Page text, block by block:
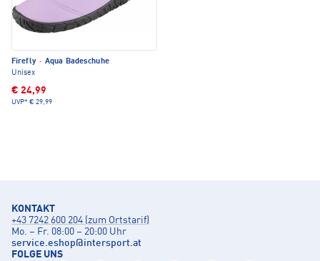
Firefly · Aqua Badeschuhe
Unisex
€ 24,99
UVP* € 29,99
KONTAKT
+43 7242 600 204 (zum Ortstarif)
Mo. – Fr. 08:00 – 20:00 Uhr
service.eshop@intersport.at
FOLGE UNS